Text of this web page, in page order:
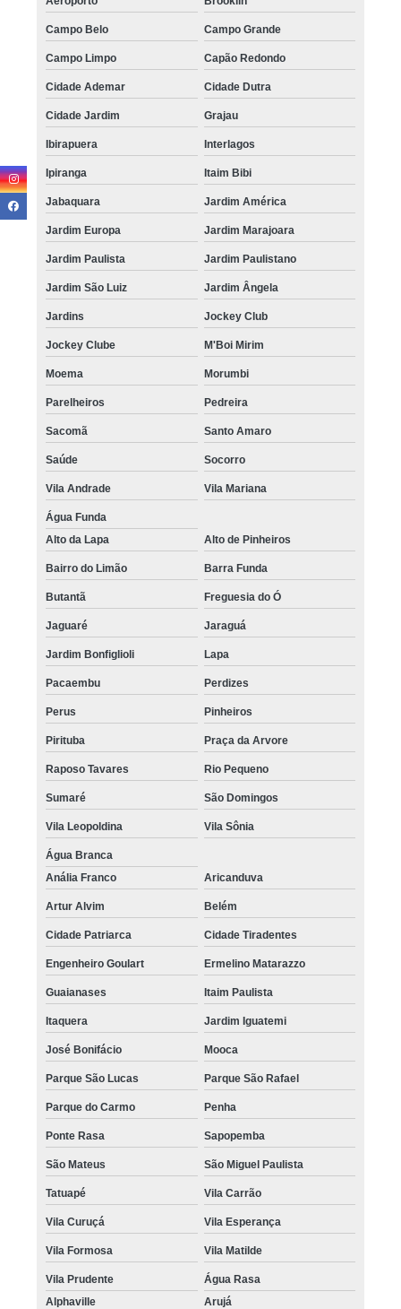
Campo Belo Campo Grande
Campo Limpo Capão Redondo
Cidade Ademar Cidade Dutra
Cidade Jardim Grajau
Ibirapuera Interlagos
Ipiranga Itaim Bibi
Jabaquara Jardim América
Jardim Europa Jardim Marajoara
Jardim Paulista Jardim Paulistano
Jardim São Luiz Jardim Ângela
Jardins Jockey Club
Jockey Clube M'Boi Mirim
Moema Morumbi
Parelheiros Pedreira
Sacomã Santo Amaro
Saúde Socorro
Vila Andrade Vila Mariana
Água Funda
Alto da Lapa
Alto de Pinheiros
Bairro do Limão Barra Funda
Butantã Freguesia do Ó
Jaguaré Jaraguá
Jardim Bonfiglioli Lapa
Pacaembu Perdizes
Perus Pinheiros
Pirituba Praça da Arvore
Raposo Tavares Rio Pequeno
Sumaré São Domingos
Vila Leopoldina Vila Sônia
Água Branca
Anália Franco
Aricanduva
Artur Alvim Belém
Cidade Patriarca Cidade Tiradentes
Engenheiro Goulart Ermelino Matarazzo
Guaianases Itaim Paulista
Itaquera Jardim Iguatemi
José Bonifácio Mooca
Parque São Lucas Parque São Rafael
Parque do Carmo Penha
Ponte Rasa Sapopemba
São Mateus São Miguel Paulista
Tatuapé Vila Carrão
Vila Curuçá Vila Esperança
Vila Formosa Vila Matilde
Vila Prudente
Água Rasa
Alphaville
Arujá